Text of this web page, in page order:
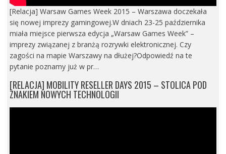
[Relacja] Warsaw Games Week 2015 – Warszawa doczekała
się nowej imprezy gamingowej.W dniach 23-25 października
miała miejsce pierwsza edycja „Warsaw Games Week” –
imprezy związanej z branżą rozrywki elektronicznej. Czy
zagości na mapie Warszawy na dłużej?Odpowiedź na te
pytanie poznamy już w pr…
[RELACJA] MOBILITY RESELLER DAYS 2015 – STOLICA POD
ZNAKIEM NOWYCH TECHNOLOGII